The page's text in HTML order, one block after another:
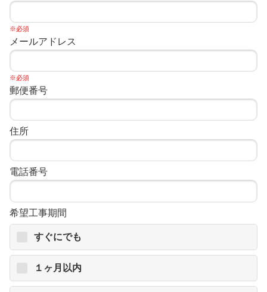
※必須
メールアドレス
※必須
郵便番号
住所
電話番号
希望工事期間
すぐにでも
１ヶ月以内